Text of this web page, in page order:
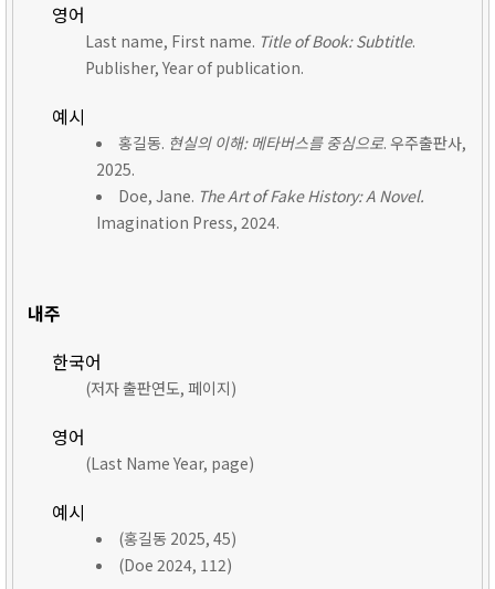
영어
Last name, First name. Title of Book: Subtitle.
Publisher, Year of publication.
예시
홍길동. 현실의 이해: 메타버스를 중심으로. 우주출판사,
2025.
Doe, Jane. The Art of Fake History: A Novel.
Imagination Press, 2024.
내주
한국어
(저자 출판연도, 페이지)
영어
(Last Name Year, page)
예시
(홍길동 2025, 45)
(Doe 2024, 112)